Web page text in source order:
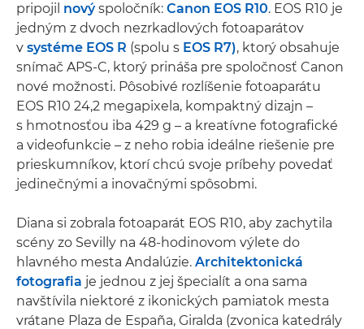
pripojil novýspoločník: Canon EOS R10. EOS R10 je
jedným z dvoch nezrkadlových fotoaparátov
v systéme EOS R (spolu s EOS R7), ktorý obsahuje
snímač APS-C, ktorý prináša pre spoločnosť Canon
nové možnosti. Pôsobivé rozlíšenie fotoaparátu
EOS R10 24,2 megapixela, kompaktný dizajn –
s hmotnosťou iba 429 g – a kreatívne fotografické
a videofunkcie – z neho robia ideálne riešenie pre
prieskumníkov, ktorí chcú svoje príbehy povedať
jedinečnými a inovačnými spôsobmi.
Diana si zobrala fotoaparát EOS R10, aby zachytila
scény zo Sevilly na 48-hodinovom výlete do
hlavného mesta Andalúzie. Architektonická
fotografia je jednou z jej špecialít a ona sama
navštívila niektoré z ikonických pamiatok mesta
vrátane Plaza de España, Giralda (zvonica katedrály